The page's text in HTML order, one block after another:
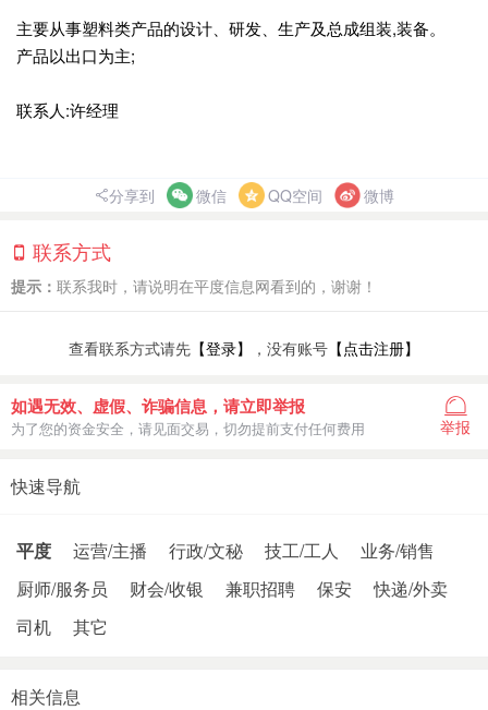
主要从事塑料类产品的设计、研发、生产及总成组装,装备。
产品以出口为主;
联系人:许经理
分享到 微信 QQ空间 微博
联系方式
提示： 联系我时，请说明在平度信息网看到的，谢谢！
查看联系方式请先 【登录】 ，没有账号 【点击注册】
如遇无效、虚假、诈骗信息，请立即举报
为了您的资金安全，请见面交易，切勿提前支付任何费用 举报
快速导航
平度 运营/主播 行政/文秘 技工/工人
业务/销售
厨师/服务员
财会/收银 兼职招聘 保安
快递/外卖
司机
其它
相关信息